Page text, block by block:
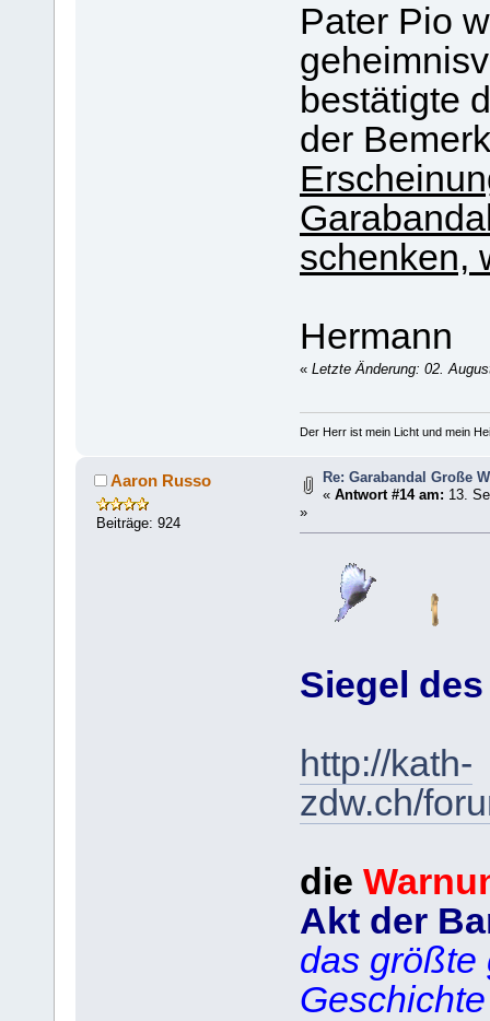
Pater Pio
bestätigte
der
schenken,
Hermann
« Letzte Änderung: 02.
Der Herr ist mein Licht und mein
Aaron Russo
Beiträge: 924
Re: Garabandal Große
«Antwort #14 am: 13.
»
Siegel
http://kath-
zdw.ch/
die
Akt der
das größte